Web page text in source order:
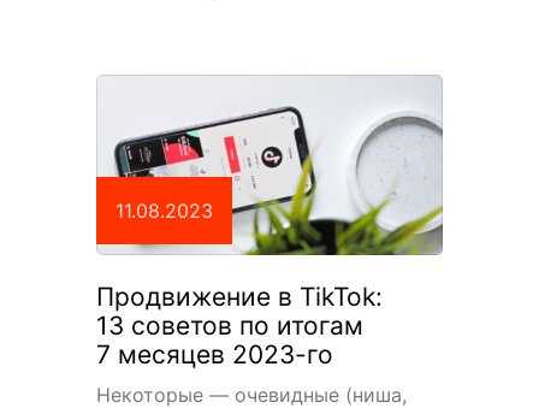
Продвижение в TikTok:
13 советов по итогам
7 месяцев 2023-го
Некоторые — очевидные (ниша,
11.08.2023